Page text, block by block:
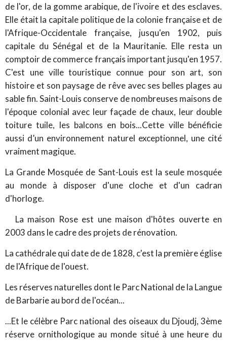
de l'or, de la gomme arabique, de l'ivoire et des esclaves.
Elle était la capitale politique de la colonie française et de
l'Afrique-Occidentale française, jusqu'en 1902, puis
capitale du Sénégal et de la Mauritanie. Elle resta un
comptoir de commerce français important jusqu'en 1957.
C'est une ville touristique connue pour son art, son
histoire et son paysage de rêve avec ses belles plages au
sable fin. Saint-Louis conserve de nombreuses maisons de
l'époque colonial avec leur façade de chaux, leur double
toiture tuile, les balcons en bois...Cette ville bénéficie
aussi d’un environnement naturel exceptionnel, une cité
vraiment magique.
La Grande Mosquée de Sant-Louis est la seule mosquée
au monde à disposer d'une cloche et d'un cadran
d'horloge.
La maison Rose est une maison d'hôtes ouverte en
2003 dans le cadre des projets de rénovation.
La cathédrale qui date de de 1828, c'est la première église
de l'Afrique de l'ouest.
Les réserves naturelles dont le Parc National de la Langue
de Barbarie au bord de l'océan...
...Et le célèbre Parc national des oiseaux du Djoudj, 3ème
réserve ornithologique au monde situé à une heure du